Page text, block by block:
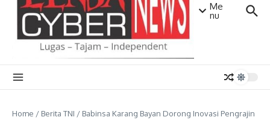
Me
nu
Home / Berita TNI / Babinsa Karang Bayan Dorong Inovasi Pengrajin